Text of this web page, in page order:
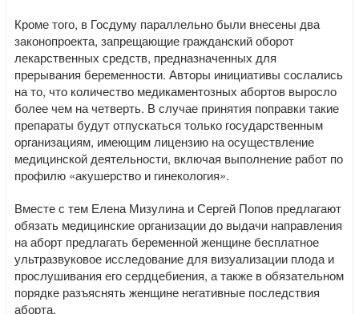
Кроме того, в Госдуму параллельно были внесены два
законопроекта, запрещающие гражданский оборот
лекарственных средств, предназначенных для
прерывания беременности. Авторы инициативы сослались
на то, что количество медикаментозных абортов выросло
более чем на четверть. В случае принятия поправки такие
препараты будут отпускаться только государственным
организациям, имеющим лицензию на осуществление
медицинской деятельности, включая выполнение работ по
профилю «акушерство и гинекология».
Вместе с тем Елена Мизулина и Сергей Попов предлагают
обязать медицинские организации до выдачи направления
на аборт предлагать беременной женщине бесплатное
ультразвуковое исследование для визуализации плода и
прослушивания его сердцебиения, а также в обязательном
порядке разъяснять женщине негативные последствия
аборта.